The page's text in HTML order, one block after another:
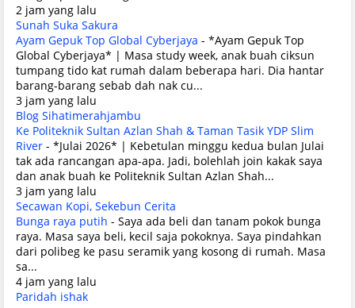
2 jam yang lalu
Sunah Suka Sakura
Ayam Gepuk Top Global Cyberjaya - *Ayam Gepuk Top
Global Cyberjaya* | Masa study week, anak buah ciksun
tumpang tido kat rumah dalam beberapa hari. Dia hantar
barang-barang sebab dah nak cu...
3 jam yang lalu
Blog Sihatimerahjambu
Ke Politeknik Sultan Azlan Shah & Taman Tasik YDP Slim
River - *Julai 2026* | Kebetulan minggu kedua bulan Julai
tak ada rancangan apa-apa. Jadi, bolehlah join kakak saya
dan anak buah ke Politeknik Sultan Azlan Shah...
3 jam yang lalu
Secawan Kopi, Sekebun Cerita
Bunga raya putih - Saya ada beli dan tanam pokok bunga
raya. Masa saya beli, kecil saja pokoknya. Saya pindahkan
dari polibeg ke pasu seramik yang kosong di rumah. Masa
sa...
4 jam yang lalu
Paridah ishak